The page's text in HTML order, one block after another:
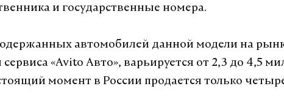
и государственные номера.
автомобилей данной модели на
«Avito Авто», варьируется от 2,3 до 4,5
момент в России продается только